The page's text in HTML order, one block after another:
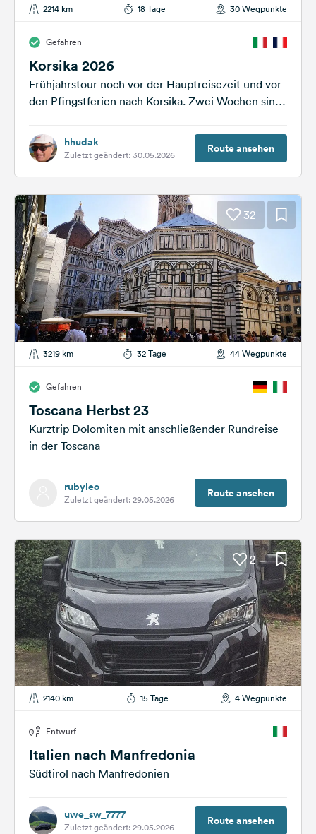
2214 km 18 Tage 30 Wegpunkte
Gefahren
Korsika 2026
Frühjahrstour noch vor der Hauptreisezeit und vor
den Pfingstferien nach Korsika. Zwei Wochen sind
hhudak
Zuletzt geändert: 30.05.2026 Route ansehen
32
3219 km 32 Tage 44 Wegpunkte
Gefahren
Toscana Herbst 23
Kurztrip Dolomiten mit anschließender Rundreise
in der Toscana
rubyleo
Zuletzt geändert: 29.05.2026 Route ansehen
2
2140 km 15 Tage 4 Wegpunkte
Entwurf
Italien nach Manfredonia
Südtirol nach Manfredonien
uwe_sw_7777
Zuletzt geändert: 29.05.2026 Route ansehen